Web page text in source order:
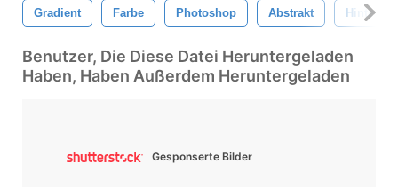
Gradient Farbe Photoshop Abstrakt
Benutzer, Die Diese Datei Heruntergeladen
Haben, Haben Außerdem Heruntergeladen
Gesponserte Bilder